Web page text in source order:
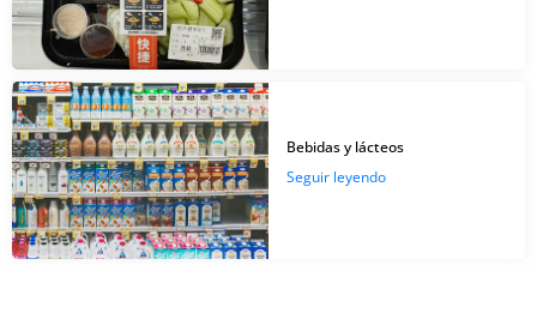
Bebidas y lácteos
Seguir leyendo